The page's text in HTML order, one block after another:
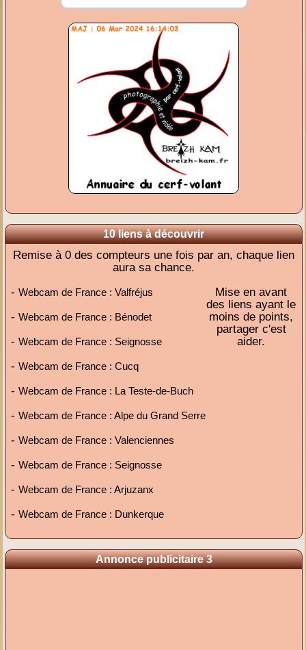
10 liens à découvrir
Remise à 0 des compteurs une fois par an, chaque lien
aura sa chance.
-Webcam de France : Valfréjus
-Webcam de France : Bénodet
-Webcam de France : Seignosse
-Webcam de France : Cucq
-Webcam de France : La Teste-de-Buch
-Webcam de France : Alpe du Grand Serre
-Webcam de France : Valenciennes
-Webcam de France : Seignosse
-Webcam de France : Arjuzanx
-Webcam de France : Dunkerque
Mise en avant
des liens ayant le
moins de points,
partager c'est
aider.
Annonce publicitaire 3